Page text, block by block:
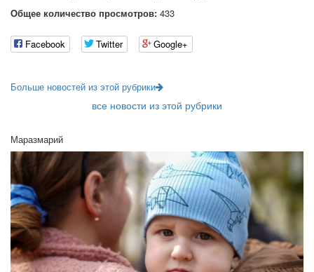
Общее количество просмотров: 433
Facebook Twitter Google+
Больше новостей из этой рубрики
все новости из этой рубрики
Маразмарий